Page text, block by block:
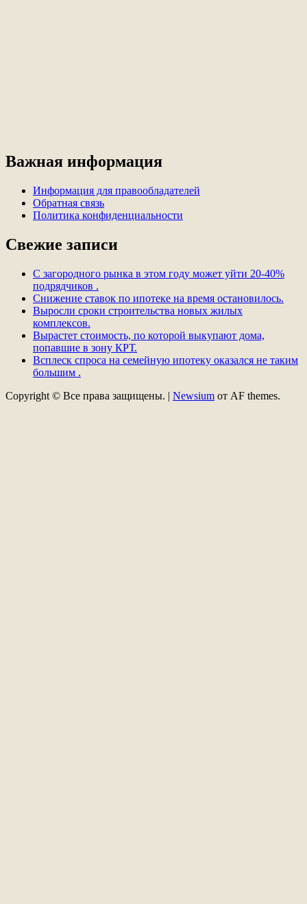
Важная информация
Информация для правообладателей
Обратная связь
Политика конфиденциальности
Свежие записи
С загородного рынка в этом году может уйти 20-40%
подрядчиков .
Снижение ставок по ипотеке на время остановилось.
Выросли сроки строительства новых жилых
комплексов.
Вырастет стоимость, по которой выкупают дома,
попавшие в зону КРТ.
Всплеск спроса на семейную ипотеку оказался не таким
большим .
Copyright © Все права защищены. | Newsium от AF themes.